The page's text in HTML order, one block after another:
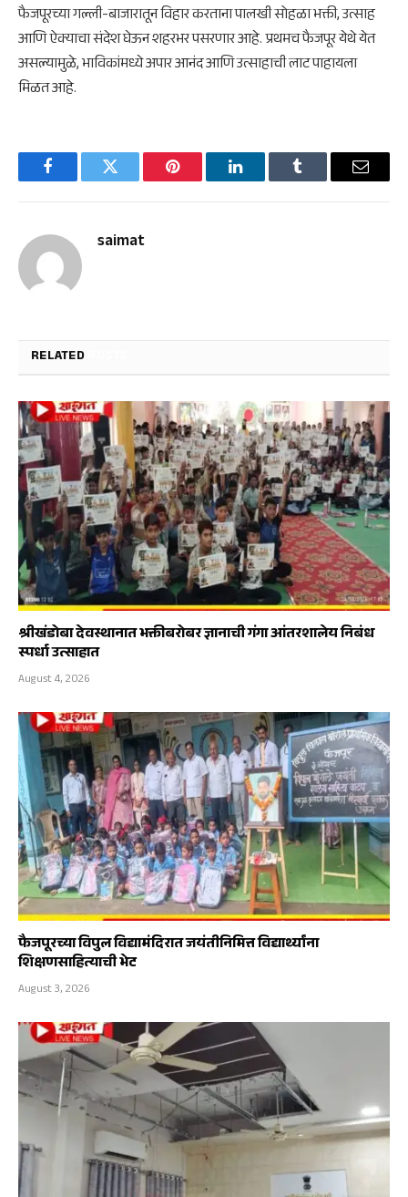
फैजपूरच्या गल्ली-बाजारातून विहार करताना पालखी सोहळा भक्ती, उत्साह
आणि ऐक्याचा संदेश घेऊन शहरभर पसरणार आहे. प्रथमच फैजपूर येथे येत
असल्यामुळे, भाविकांमध्ये अपार आनंद आणि उत्साहाची लाट पाहायला
मिळत आहे.
FacebookTwitter Pinterest LinkedInTumblr Email
saimat
RELATED
श्रीखंडोबा देवस्थानात भक्तीबरोबर ज्ञानाची गंगा आंतरशालेय निबंध
स्पर्धा उत्साहात
August 4, 2026
फैजपूरच्या विपुल विद्यामंदिरात जयंतीनिमित्त विद्यार्थ्यांना
शिक्षणसाहित्याची भेट
August 3, 2026